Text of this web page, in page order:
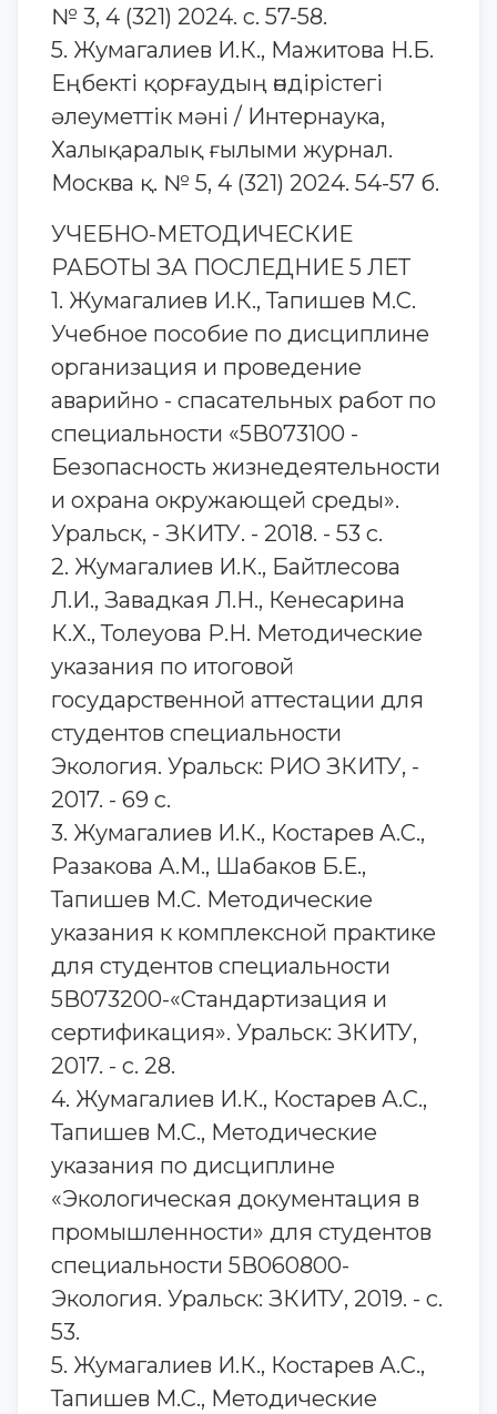
№ 3, 4 (321) 2024. с. 57-58.
5. Жумагалиев И.К., Мажитова Н.Б.
Еңбекті қорғаудың өндірістегі
әлеуметтік мәні / Интернаука,
Халықаралық ғылыми журнал.
Москва қ. № 5, 4 (321) 2024. 54-57 б.
УЧЕБНО-МЕТОДИЧЕСКИЕ
РАБОТЫ ЗА ПОСЛЕДНИЕ 5 ЛЕТ
1. Жумагалиев И.К., Тапишев М.С.
Учебное пособие по дисциплине
организация и проведение
аварийно - спасательных работ по
специальности «5В073100 -
Безопасность жизнедеятельности
и охрана окружающей среды».
Уральск, - ЗКИТУ. - 2018. - 53 с.
2. Жумагалиев И.К., Байтлесова
Л.И., Завадкая Л.Н., Кенесарина
К.Х., Толеуова Р.Н. Методические
указания по итоговой
государственной аттестации для
студентов специальности
Экология. Уральск: РИО ЗКИТУ, -
2017. - 69 с.
3. Жумагалиев И.К., Костарев А.С.,
Разакова А.М., Шабаков Б.Е.,
Тапишев М.С. Методические
указания к комплексной практике
для студентов специальности
5В073200-«Стандартизация и
сертификация». Уральск: ЗКИТУ,
2017. - с. 28.
4. Жумагалиев И.К., Костарев А.С.,
Тапишев М.С., Методические
указания по дисциплине
«Экологическая документация в
промышленности» для студентов
специальности 5В060800-
Экология. Уральск: ЗКИТУ, 2019. - с.
53.
5. Жумагалиев И.К., Костарев А.С.,
Тапишев М.С., Методические